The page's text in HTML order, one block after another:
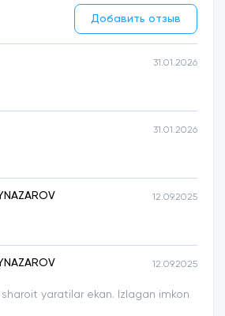
Добавить отзыв
31.01.2026
31.01.2026
12.09.2025
12.09.2025
sharoit yaratilar ekan. Izlagan imkon